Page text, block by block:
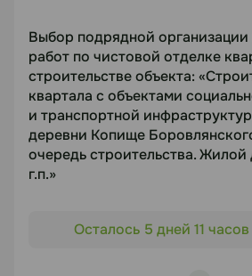
Предмет торгов
Кухонное оборудование для
Боровая
Срок подачи
14.08.2026
https://disk.yandex.ru/d/
Выбор подрядной
работ по чистовой отделке
строительстве объекта:
квартала с объектами
и транспортной
деревни Копище
очередь строительства.
г.п.»
«Строительство жилого
Осталось 5 дней 11